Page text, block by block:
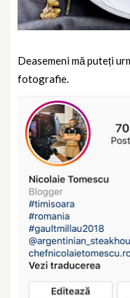
Deasemeni mă puteți
fotografie.